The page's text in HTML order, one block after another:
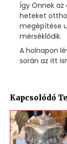
Így Önnek
heteket
megépítése
mérséklődik.
A holnapon
során az itt
Kapcsolódó